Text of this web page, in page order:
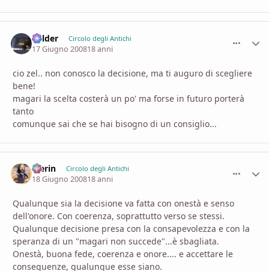
Balder Circolo degli Antichi
17 Giugno 200818 anni
cio zel.. non conosco la decisione, ma ti auguro di scegliere
bene!
magari la scelta costerà un po' ma forse in futuro porterà
tanto
comunque sai che se hai bisogno di un consiglio...
Merin Circolo degli Antichi
18 Giugno 200818 anni
Qualunque sia la decisione va fatta con onestà e senso
dell'onore. Con coerenza, soprattutto verso se stessi.
Qualunque decisione presa con la consapevolezza e con la
speranza di un "magari non succede"...è sbagliata.
Onestà, buona fede, coerenza e onore.... e accettare le
conseguenze, qualunque esse siano.